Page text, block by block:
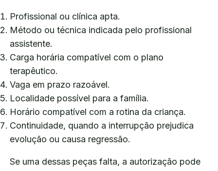
Profissional ou clínica apta.
Método ou técnica indicada pelo profissional
assistente.
Carga horária compatível com o plano
terapêutico.
Vaga em prazo razoável.
Localidade possível para a família.
Horário compatível com a rotina da criança.
Continuidade, quando a interrupção prejudica
evolução ou causa regressão.
Se uma dessas peças falta, a autorização pode